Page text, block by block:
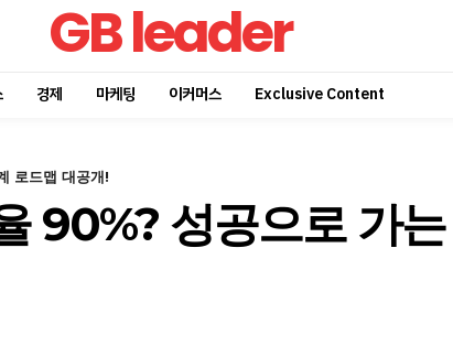
GB leader
경제 마케팅 이커머스 Exclusive Content
로드맵 대공개!
90%? 성공으로 가